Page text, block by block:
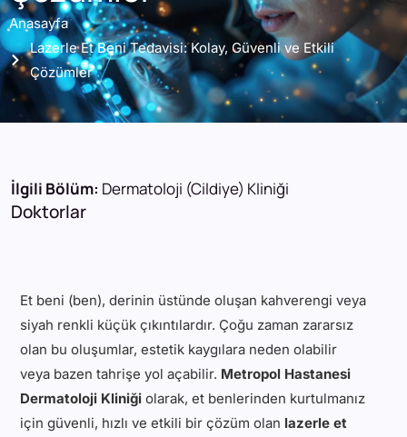
Anasayfa
Lazerle Et Beni Tedavisi: Kolay, Güvenli ve Etkili
Çözümler
İlgili Bölüm: Dermatoloji (Cildiye) Kliniği
Doktorlar
Et beni (ben), derinin üstünde oluşan kahverengi veya
siyah renkli küçük çıkıntılardır. Çoğu zaman zararsız
olan bu oluşumlar, estetik kaygılara neden olabilir
veya bazen tahrişe yol açabilir. Metropol Hastanesi
Dermatoloji Kliniği olarak, et benlerinden kurtulmanız
için güvenli, hızlı ve etkili bir çözüm olan lazerle et